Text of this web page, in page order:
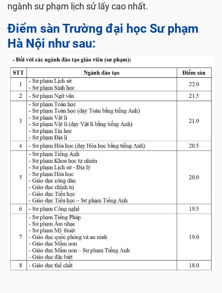
ngành sư phạm lịch sử lấy cao nhất.
Điểm sàn Trường đại học Sư phạm
Hà Nội như sau: